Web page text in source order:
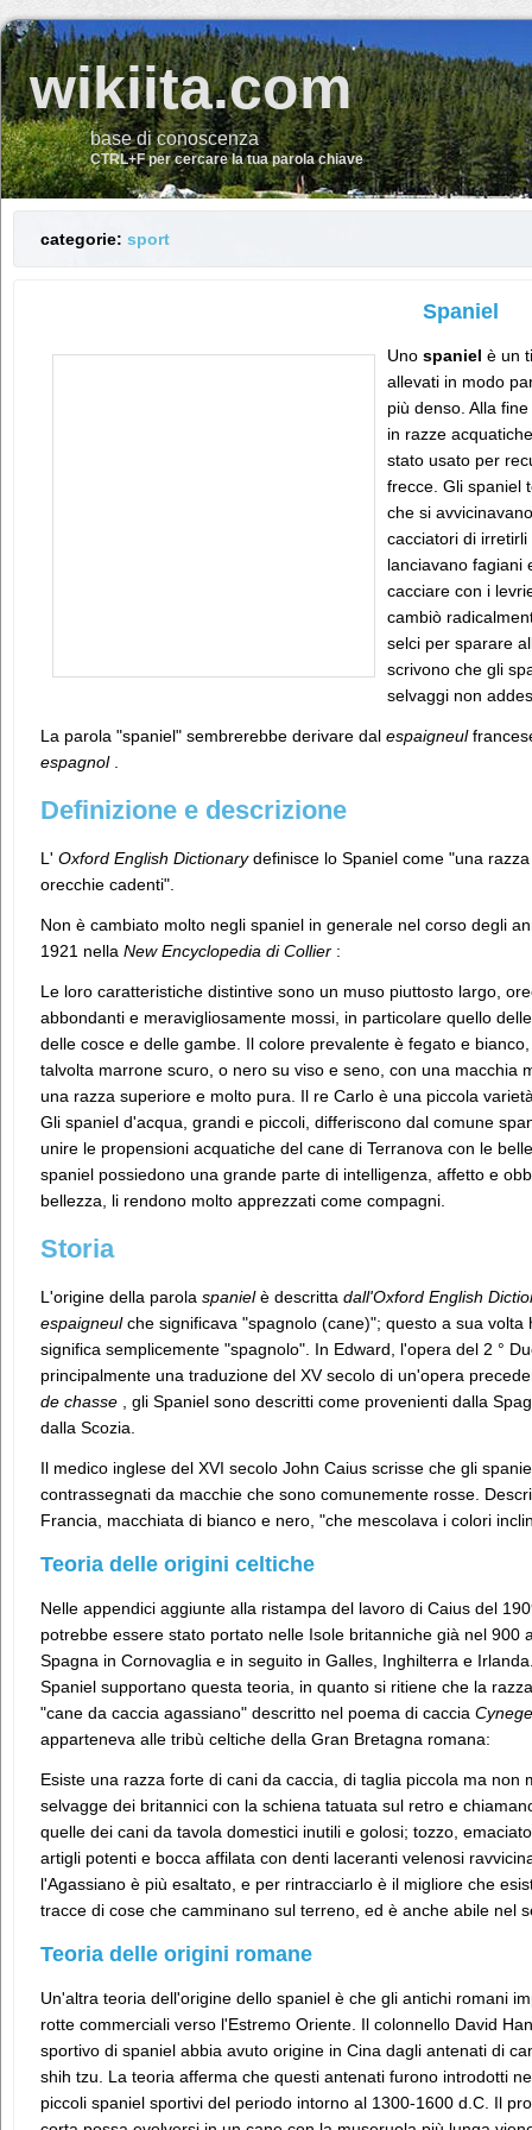
wikiita.com
base di conoscenza
CTRL+F per cercare la tua parola chiave
categorie: sport
Spaniel
Uno spaniel è un
allevati in modo
più denso. Alla
in razze
stato usato per
frecce. Gli spaniel
che si
cacciatori di
lanciavano fagiani
cacciare con i
cambiò
selci per sparare
scrivono che gli
selvaggi non
La parola "spaniel" sembrerebbe derivare dal espaigneul
espagnol.
Definizione e descrizione
L' Oxford English Dictionarydefinisce lo Spaniel come "una
orecchie cadenti".
Non è cambiato molto negli spaniel in generale nel corso degli
1921 nella New Encyclopedia di Collier :
Le loro caratteristiche distintive sono un muso piuttosto largo,
abbondanti e meravigliosamente mossi, in particolare quello
delle cosce e delle gambe. Il colore prevalente è fegato e
talvolta marrone scuro, o nero su viso e seno, con una macchia
una razza superiore e molto pura. Il re Carlo è una piccola
Gli spaniel d'acqua, grandi e piccoli, differiscono dal comune
unire le propensioni acquatiche del cane di Terranova con le
spaniel possiedono una grande parte di intelligenza, affetto e
bellezza, li rendono molto apprezzati come compagni.
Storia
L'origine della parola spanielè descritta dall'Oxford English
espaigneulche significava "spagnolo (cane)"; questo a sua
significa semplicemente "spagnolo". In Edward, l'opera del 2 °
principalmente una traduzione del XV secolo di un'opera
de chasse , gli Spaniel sono descritti come provenienti dalla
dalla Scozia.
Il medico inglese del XVI secolo John Caius scrisse che gli
contrassegnati da macchie che sono comunemente rosse.
Francia, macchiata di bianco e nero, "che mescolava i colori
Teoria delle origini celtiche
Nelle appendici aggiunte alla ristampa del lavoro di Caius del
potrebbe essere stato portato nelle Isole britanniche già nel 900
Spagna in Cornovaglia e in seguito in Galles, Inghilterra e
Spaniel supportano questa teoria, in quanto si ritiene che la
"cane da caccia agassiano" descritto nel poema di caccia
apparteneva alle tribù celtiche della Gran Bretagna romana:
Esiste una razza forte di cani da caccia, di taglia piccola ma
selvagge dei britannici con la schiena tatuata sul retro e
quelle dei cani da tavola domestici inutili e golosi; tozzo,
artigli potenti e bocca affilata con denti laceranti velenosi
l'Agassiano è più esaltato, e per rintracciarlo è il migliore che
tracce di cose che camminano sul terreno, ed è anche abile nel
Teoria delle origini romane
Un'altra teoria dell'origine dello spaniel è che gli antichi romani
rotte commerciali verso l'Estremo Oriente. Il colonnello David
sportivo di spaniel abbia avuto origine in Cina dagli antenati di
shih tzu. La teoria afferma che questi antenati furono introdotti
piccoli spaniel sportivi del periodo intorno al 1300-1600 d.C. Il